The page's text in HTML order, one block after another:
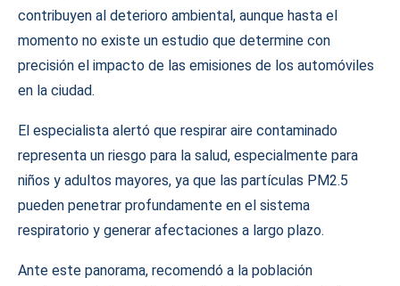
contribuyen al deterioro ambiental, aunque hasta el
momento no existe un estudio que determine con
precisión el impacto de las emisiones de los automóviles
en la ciudad.
El especialista alertó que respirar aire contaminado
representa un riesgo para la salud, especialmente para
niños y adultos mayores, ya que las partículas PM2.5
pueden penetrar profundamente en el sistema
respiratorio y generar afectaciones a largo plazo.
Ante este panorama, recomendó a la población